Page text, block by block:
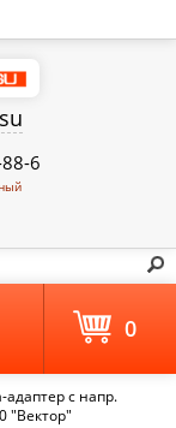
6
адаптер с напр.
"Вектор"
0